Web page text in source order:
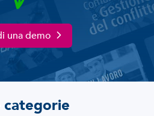
una demo